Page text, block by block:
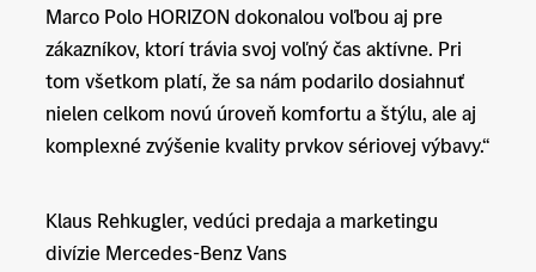
Marco Polo HORIZON dokonalou voľbou aj pre
zákazníkov, ktorí trávia svoj voľný čas aktívne. Pri
tom všetkom platí, že sa nám podarilo dosiahnuť
nielen celkom novú úroveň komfortu a štýlu, ale aj
komplexné zvýšenie kvality prvkov sériovej výbavy.“
Klaus Rehkugler, vedúci predaja a marketingu
divízie Mercedes-Benz Vans